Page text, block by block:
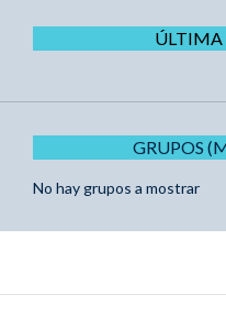
ÚLTIMA
GRUPOS
No hay grupos a mostrar